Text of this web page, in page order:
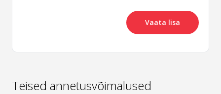
Vaata lisa
Teised annetusvõimalused